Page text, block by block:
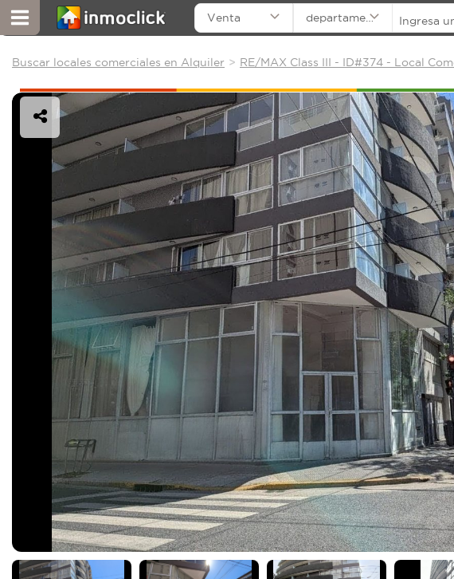
Venta departamentos
Buscar locales comerciales en Alquiler RE/MAX Class III - ID#374 - Local